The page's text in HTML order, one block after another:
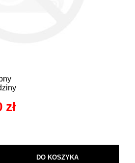
zł
DO KOSZYKA